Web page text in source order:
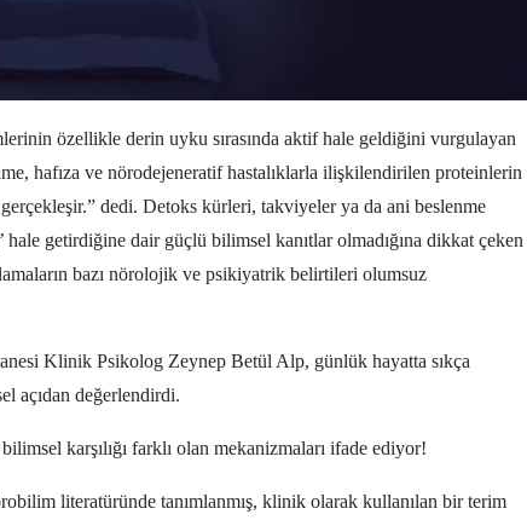
özellikle derin uyku sırasında aktif hale geldiğini vurgulayan
hafıza ve nörodejeneratif hastalıklarla ilişkilendirilen proteinlerin
dedi. Detoks kürleri, takviyeler ya da ani beslenme
hale getirdiğine dair güçlü bilimsel kanıtlar olmadığına dikkat çeken
bazı nörolojik ve psikiyatrik belirtileri olumsuz
Klinik Psikolog Zeynep Betül Alp, günlük hayatta sıkça
açıdan değerlendirdi.
karşılığı farklı olan mekanizmaları ifade ediyor!
literatüründe tanımlanmış, klinik olarak kullanılan bir terim